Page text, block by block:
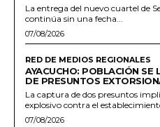
La entrega del nuevo cuartel de
continúa sin una fecha...
07/08/2026
RED DE MEDIOS REGIONALES
AYACUCHO: POBLACIÓN SE
DE PRESUNTOS
La captura de dos presuntos
explosivo contra el
07/08/2026